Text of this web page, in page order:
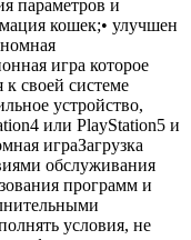
параметров и
кошек;• улучшен
игра которое
к своей системе
устройство,
или PlayStation5 и
играЗагрузка
обслуживания
программ и
условия, не